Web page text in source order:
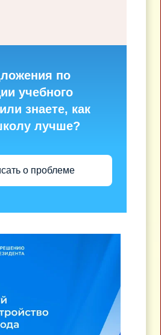
по
учебного
знаете, как
лучше?
о проблеме